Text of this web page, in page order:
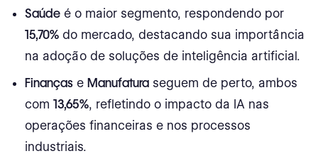
Saúde é o maior segmento, respondendo por
15,70% do mercado, destacando sua importância
na adoção de soluções de inteligência artificial.
Finanças e Manufatura seguem de perto, ambos
com13,65%, refletindo o impacto da IA nas
operações financeiras e nos processos
industriais.